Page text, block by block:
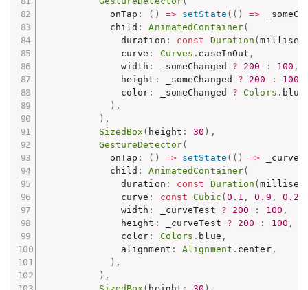
            onTap
: ( ) => setState ( ( ) =>
            child
: AnimatedContainer(
              duration
: const Duration (
              curve
: Curves .easeInOut ,
              width
: _someChanged ? 200 : 100 ,
              height
: _someChanged ? 200 : 100
              color
: _someChanged ? Colors .
) ,
) ,
SizedBox ( height : 30 ) ,
GestureDetector(
            onTap
: ( ) => setState ( ( ) =>
            child
: AnimatedContainer(
              duration
: const Duration (
              curve
: const Cubic ( 0.1 , 0.9 , 0.2
              width
: _curveTest ? 200 : 100 ,
              height
: _curveTest ? 200 : 100 ,
              color
: Colors . blue ,
              alignment
: Alignment . center,
) ,
) ,